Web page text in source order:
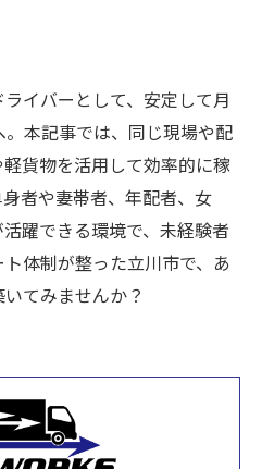
イバーとして、安定して月
本記事では、同じ現場や配
貨物を活用して効率的に稼
者や妻帯者、年配者、女
躍できる環境で、未経験者
体制が整った立川市で、あ
てみませんか？